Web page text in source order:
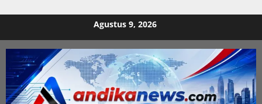
Agustus 9, 2026